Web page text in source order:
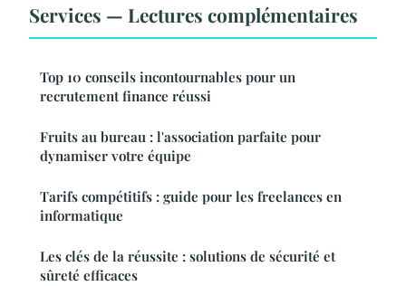
Services — Lectures complémentaires
Top 10 conseils incontournables pour un
recrutement finance réussi
Fruits au bureau : l'association parfaite pour
dynamiser votre équipe
Tarifs compétitifs : guide pour les freelances en
informatique
Les clés de la réussite : solutions de sécurité et
sûreté efficaces